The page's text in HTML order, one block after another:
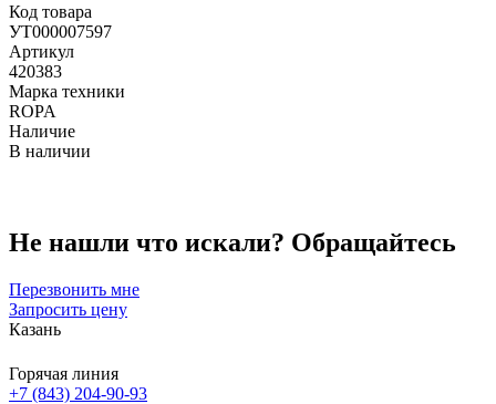
Код товара
УТ000007597
Артикул
420383
Марка техники
ROPA
Наличие
В наличии
Не нашли что искали? Обращайтесь
Перезвонить мне
Запросить цену
Казань
Горячая линия
+7 (843) 204-90-93